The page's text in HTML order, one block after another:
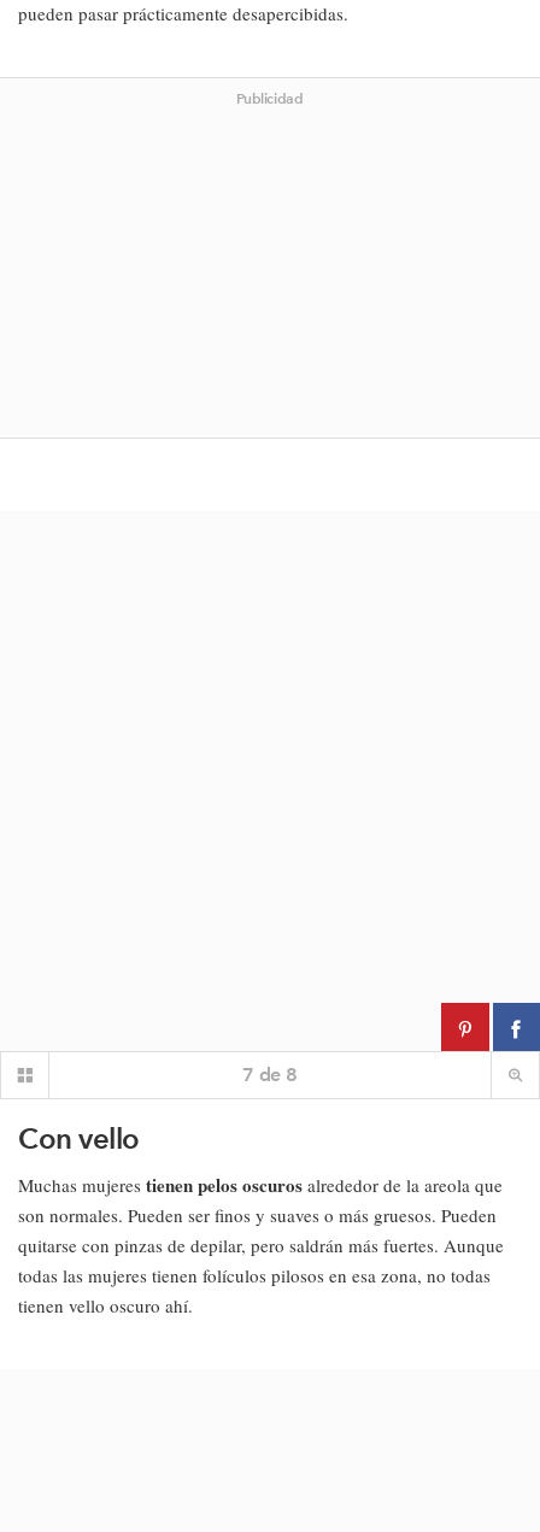
pueden pasar prácticamente desapercibidas.
Publicidad
7 de 8
Con vello
Muchas mujeres tienen pelos oscuros alrededor de la areola que
son normales. Pueden ser finos y suaves o más gruesos. Pueden
quitarse con pinzas de depilar, pero saldrán más fuertes. Aunque
todas las mujeres tienen folículos pilosos en esa zona, no todas
tienen vello oscuro ahí.